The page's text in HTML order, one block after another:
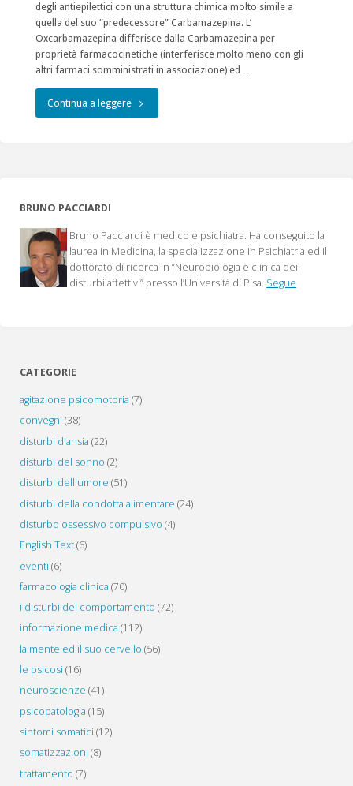
(Draft
del
22
marzo
Stefano
degli antiepilettici con una struttura chimica molto simile a
quella del suo “predecessore” Carbamazepina. L’
Oxcarbamazepina differisce dalla Carbamazepina per
proprietà farmacocinetiche (interferisce molto meno con gli
altri farmaci somministrati in associazione) ed …
Continua a leggere"Oxcarbamazepina
BRUNO PACCIARDI
Bruno Pacciardi è medico e psichiatra. Ha conseguito la
laurea in Medicina, la specializzazione in Psichiatria ed il
dottorato di ricerca in “Neurobiologia e clinica dei
disturbi affettivi” presso l’Università di Pisa. Segue
CATEGORIE
agitazione psicomotoria (7)
convegni (38)
disturbi d'ansia (22)
disturbi del sonno (2)
disturbi dell'umore (51)
disturbi della condotta alimentare (24)
disturbo ossessivo compulsivo (4)
English Text(6)
eventi (6)
farmacologia clinica (70)
i disturbi del comportamento (72)
informazione medica (112)
la mente ed il suo cervello (56)
le psicosi (16)
neuroscienze (41)
psicopatologia (15)
sintomi somatici (12)
somatizzazioni (8)
trattamento (7)